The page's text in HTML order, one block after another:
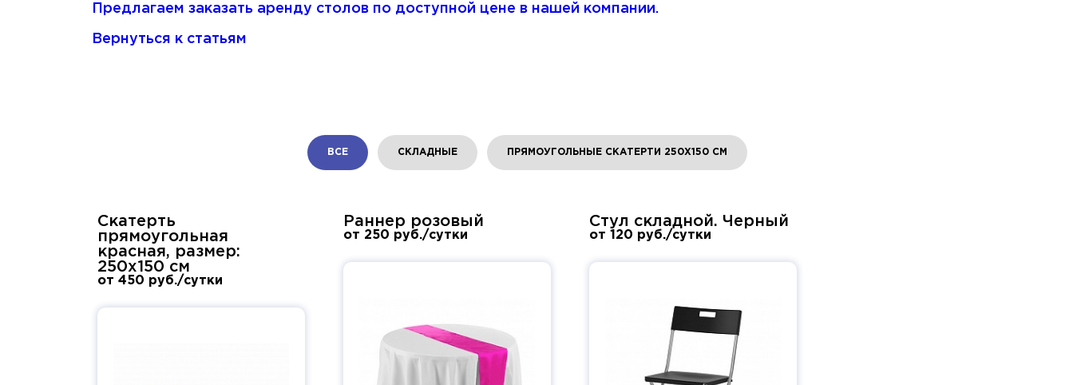
Предлагаем заказать аренду столов по доступной цене в нашей компании.
Вернуться к статьям
ВСЕ СКЛАДНЫЕ ПРЯМОУГОЛЬНЫЕ СКАТЕРТИ 250Х150 СМ
Скатерть
прямоугольная
красная, размер:
250х150 см
от 450 руб./сутки
Раннер розовый
от 250 руб./сутки
Стул складной. Черный
от 120 руб./сутки